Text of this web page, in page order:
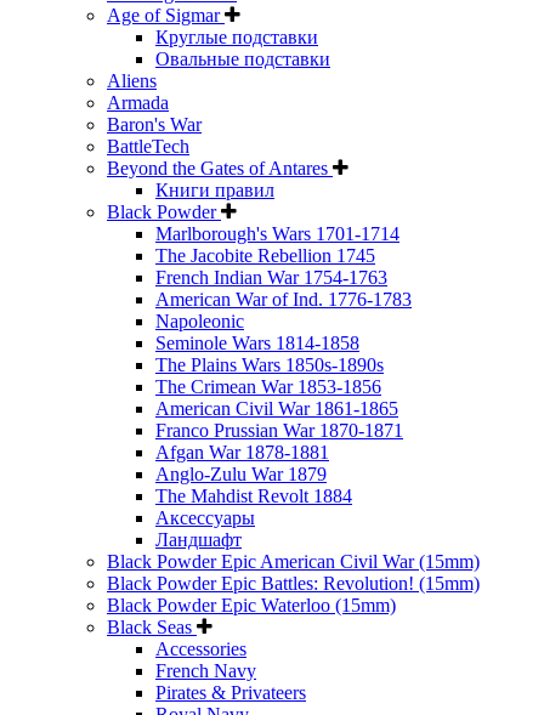
Age of Sigmar
Круглые подставки
Овальные подставки
Aliens
Armada
Baron's War
BattleTech
Beyond the Gates of Antares
Книги правил
Black Powder
Marlborough's Wars 1701-1714
The Jacobite Rebellion 1745
French Indian War 1754-1763
American War of Ind. 1776-1783
Napoleonic
Seminole Wars 1814-1858
The Plains Wars 1850s-1890s
The Crimean War 1853-1856
American Civil War 1861-1865
Franco Prussian War 1870-1871
Afgan War 1878-1881
Anglo-Zulu War 1879
The Mahdist Revolt 1884
Аксессуары
Ландшафт
Black Powder Epic American Civil War (15mm)
Black Powder Epic Battles: Revolution! (15mm)
Black Powder Epic Waterloo (15mm)
Black Seas
Accessories
French Navy
Pirates & Privateers